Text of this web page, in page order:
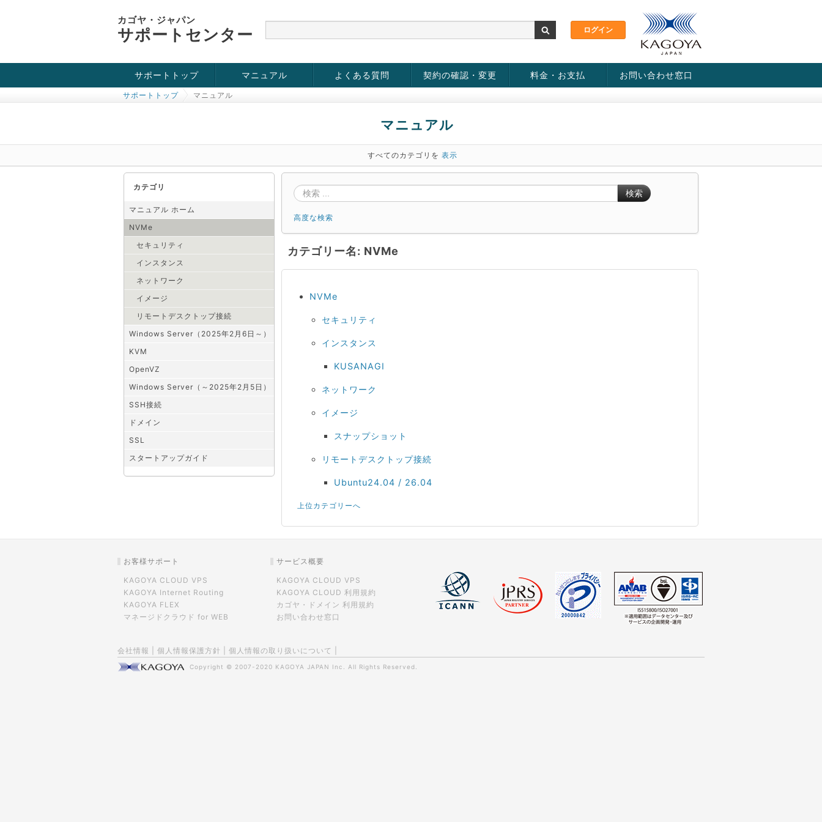
カゴヤ・ジャパン
サポートセンター
サポートトップ
お役立ち情報
チュートリアル
障害・メンテナンス情報
マニュアル
KVM
OpenVZ
Windows Server
SSH接続
ドメイン
SSL
よくある質問 契約の確認・変更 料金・お支払 お問い合わせ窓口
サポートトップ マニュアル
マニュアル
すべてのカテゴリを 表示
カテゴリ
マニュアル ホーム
NVMe
セキュリティ
インスタンス
ネットワーク
イメージ
リモートデスクトップ接続
Windows Server（2025年2月6日～）
KVM
OpenVZ
Windows Server（～2025年2月5日）
SSH接続
ドメイン
SSL
スタートアップガイド
検索
高度な検索
カテゴリー名: NVMe
NVMe
セキュリティ
インスタンス
KUSANAGI
ネットワーク
イメージ
スナップショット
リモートデスクトップ接続
Ubuntu24.04 / 26.04
上位カテゴリーへ
お客様サポート
KAGOYA CLOUD VPS
KAGOYA Internet Routing
KAGOYA FLEX
マネージドクラウド for WEB
サービス概要
KAGOYA CLOUD VPS
KAGOYA CLOUD 利用規約
カゴヤ・ドメイン 利用規約
お問い合わせ窓口
会社情報 個人情報保護方針 個人情報の取り扱いについて
Copyright © 2007-2020 KAGOYA JAPAN Inc. All Rights Reserved.